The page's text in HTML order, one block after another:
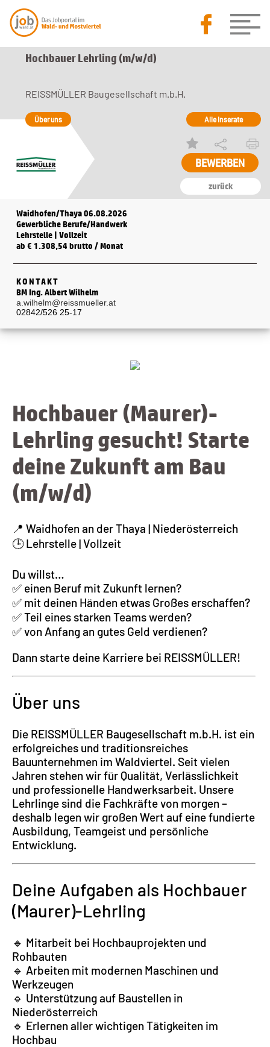
Hochbauer Lehrling (m/w/d)
zurück
REISSMÜLLER Baugesellschaft m.b.H.
Über uns Alle Inserate
BEWERBEN
Waidhofen/Thaya 06.08.2026
Gewerbliche Berufe/Handwerk
Lehrstelle | Vollzeit
ab € 1.308,54 brutto / Monat
KONTAKT
BM Ing. Albert Wilhelm
a.wilhelm@reissmueller.at
02842/526 25-17
Hochbauer (Maurer)-
Lehrling gesucht! Starte
deine Zukunft am Bau
(m/w/d)
📍 Waidhofen an der Thaya | Niederösterreich
🕒 Lehrstelle | Vollzeit
Du willst…
✅ einen Beruf mit Zukunft lernen?
✅ mit deinen Händen etwas Großes erschaffen?
✅ Teil eines starken Teams werden?
✅ von Anfang an gutes Geld verdienen?
Dann starte deine Karriere bei REISSMÜLLER!
Über uns
Die REISSMÜLLER Baugesellschaft m.b.H. ist ein
erfolgreiches und traditionsreiches
Bauunternehmen im Waldviertel. Seit vielen
Jahren stehen wir für Qualität, Verlässlichkeit
und professionelle Handwerksarbeit. Unsere
Lehrlinge sind die Fachkräfte von morgen –
deshalb legen wir großen Wert auf eine fundierte
Ausbildung, Teamgeist und persönliche
Entwicklung.
Deine Aufgaben als Hochbauer
(Maurer)-Lehrling
🔹 Mitarbeit bei Hochbauprojekten und
Rohbauten
🔹 Arbeiten mit modernen Maschinen und
Werkzeugen
🔹 Unterstützung auf Baustellen in
Niederösterreich
🔹 Erlernen aller wichtigen Tätigkeiten im
Hochbau